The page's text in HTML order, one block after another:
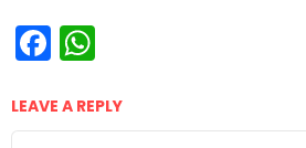
Facebook
LEAVE A REPLY